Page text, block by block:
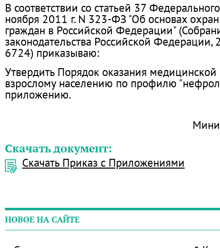
В соответствии со статьей 37
ноября 2011 г. N 323-ФЗ "Об основах
граждан в Российской Федерации"
законодательства Российской Федерации,
6724) приказываю:
Утвердить Порядок оказания
взрослому населению по профилю
приложению.
Скачать документ:
Скачать Приказ с Приложениями
НОВОЕ НА САЙТЕ